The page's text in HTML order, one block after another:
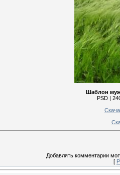
Шаблон
PSD |
Добавлять комментарии
[